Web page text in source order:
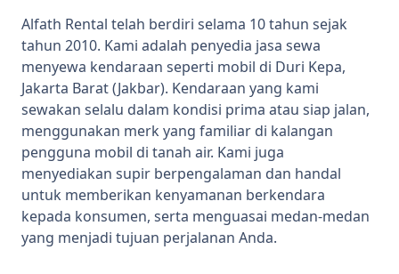
Alfath Rental telah berdiri selama 10 tahun sejak
tahun 2010. Kami adalah penyedia jasa sewa
menyewa kendaraan seperti mobil di Duri Kepa,
Jakarta Barat (Jakbar). Kendaraan yang kami
sewakan selalu dalam kondisi prima atau siap jalan,
menggunakan merk yang familiar di kalangan
pengguna mobil di tanah air. Kami juga
menyediakan supir berpengalaman dan handal
untuk memberikan kenyamanan berkendara
kepada konsumen, serta menguasai medan-medan
yang menjadi tujuan perjalanan Anda.